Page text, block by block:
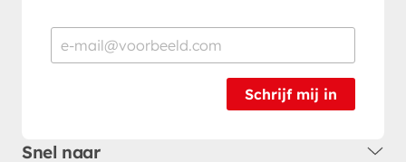
Schrijf mij in
Snel naar